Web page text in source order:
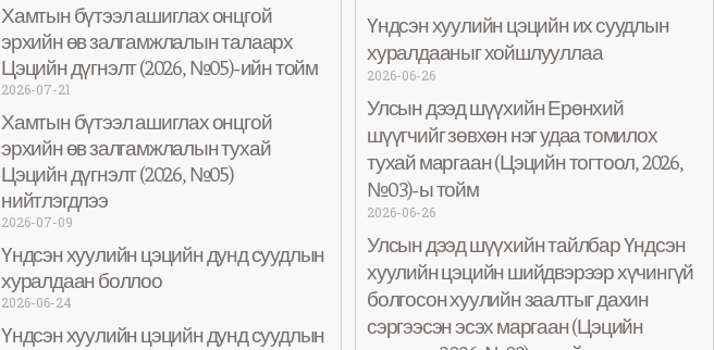
Хамтын бүтээл ашиглах онцгой
эрхийн өв залгамжлалын талаарх
Цэцийн дүгнэлт (2026, №05)-ийн тойм
2026-07-21
Хамтын бүтээл ашиглах онцгой
эрхийн өв залгамжлалын тухай
Цэцийн дүгнэлт (2026, №05)
нийтлэгдлээ
2026-07-09
Үндсэн хуулийн цэцийн дунд суудлын
хуралдаан боллоо
2026-06-24
Үндсэн хуулийн цэцийн дунд суудлын
Үндсэн хуулийн цэцийн их суудлын
хуралдааныг хойшлууллаа
2026-06-26
Улсын дээд шүүхийн Ерөнхий
шүүгчийг зөвхөн нэг удаа томилох
тухай маргаан (Цэцийн тогтоол, 2026,
№03)-ы тойм
2026-06-26
Улсын дээд шүүхийн тайлбар Үндсэн
хуулийн цэцийн шийдвэрээр хүчингүй
болгосон хуулийн заалтыг дахин
сэргээсэн эсэх маргаан (Цэцийн